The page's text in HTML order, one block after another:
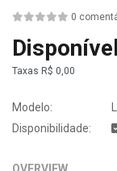
0
Taxas R$ 0,00
Modelo:
Disponibilidade: